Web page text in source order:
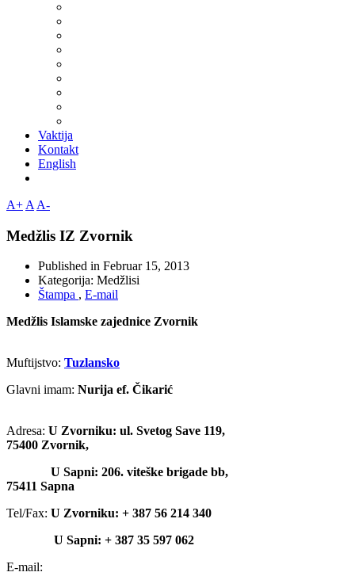
Vaktija
Kontakt
English
A+ A A-
Medžlis IZ Zvornik
Published in Februar 15, 2013
Kategorija: Medžlisi
Štampa , E-mail
Medžlis Islamske zajednice Zvornik
Muftijstvo: Tuzlansko
Glavni imam: Nurija ef. Čikarić
Adresa: U Zvorniku: ul. Svetog Save 119,
75400 Zvornik,
U Sapni: 206. viteške brigade bb,
75411 Sapna
Tel/Fax: U Zvorniku: + 387 56 214 340
U Sapni: + 387 35 597 062
E-mail: